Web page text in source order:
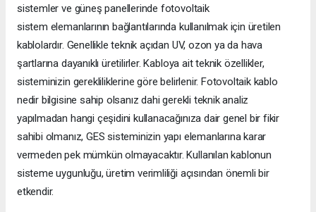
sistemler ve güneş panellerinde fotovoltaik
sistem elemanlarının bağlantılarında kullanılmak için üretilen
kablolardır. Genellikle teknik açıdan UV, ozon ya da hava
şartlarına dayanıklı üretilirler. Kabloya ait teknik özellikler,
sisteminizin gerekliliklerine göre belirlenir. Fotovoltaik kablo
nedir bilgisine sahip olsanız dahi gerekli teknik analiz
yapılmadan hangi çeşidini kullanacağınıza dair genel bir fikir
sahibi olmanız, GES sisteminizin yapı elemanlarına karar
vermeden pek mümkün olmayacaktır. Kullanılan kablonun
sisteme uygunluğu, üretim verimliliği açısından önemli bir
etkendir.